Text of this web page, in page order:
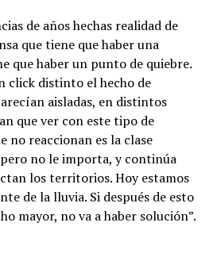
de años hechas realidad de
que tiene que haber una
que haber un punto de quiebre.
click distinto el hecho de
aisladas, en distintos
que ver con este tipo de
no reaccionan es la clase
no le importa, y continúa
los territorios. Hoy estamos
de la lluvia. Si después de esto
mayor, no va a haber solución”.